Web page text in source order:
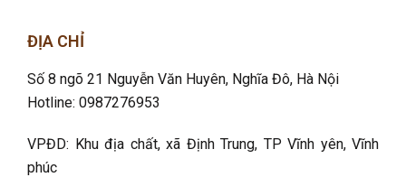
ĐỊA CHỈ
Số 8 ngõ 21 Nguyễn Văn Huyên, Nghĩa Đô, Hà Nội
Hotline: 0987276953
VPĐD: Khu địa chất, xã Định Trung, TP Vĩnh yên, Vĩnh
phúc